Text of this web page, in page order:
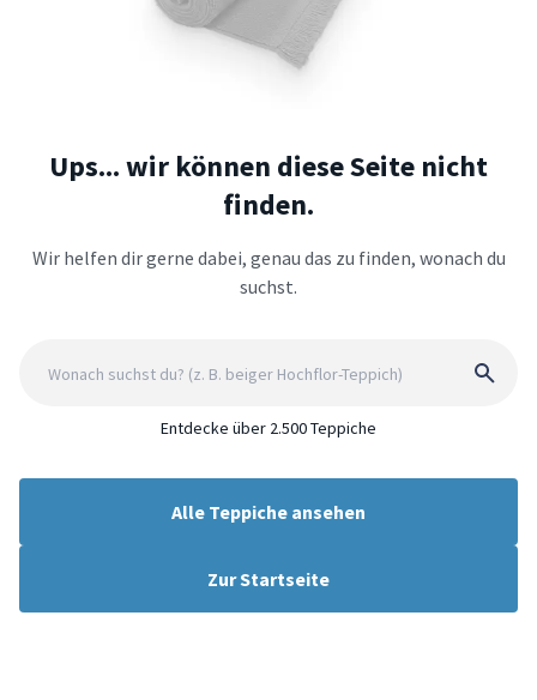
Ups... wir können diese Seite nicht
finden.
Wir helfen dir gerne dabei, genau das zu finden, wonach du
suchst.
Entdecke über 2.500 Teppiche
Alle Teppiche ansehen
Zur Startseite